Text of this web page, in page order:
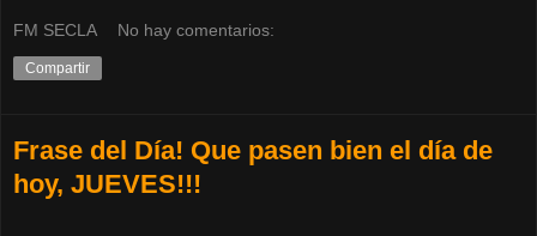
FM SECLA No hay comentarios:
Compartir
Frase del Día! Que pasen bien el día de
hoy, JUEVES!!!